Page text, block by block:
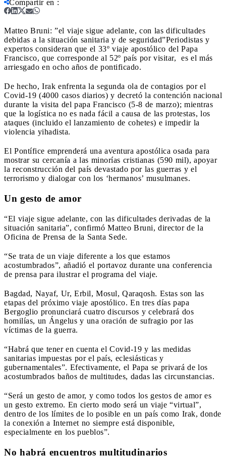
Compartir en :
Matteo Bruni: ”el viaje sigue adelante, con las dificultades
debidas a la situación sanitaria y de seguridad”Periodistas y
expertos consideran que el 33º viaje apostólico del Papa
Francisco, que corresponde al 52º país por visitar, es el más
arriesgado en ocho años de pontificado.
De hecho, Irak enfrenta la segunda ola de contagios por el
Covid-19 (4000 casos diarios) y decretó la contención nacional
durante la visita del papa Francisco (5-8 de marzo); mientras
que la logística no es nada fácil a causa de las protestas, los
ataques (incluido el lanzamiento de cohetes) e impedir la
violencia yihadista.
El Pontífice emprenderá una aventura apostólica osada para
mostrar su cercanía a las minorías cristianas (590 mil), apoyar
la reconstrucción del país devastado por las guerras y el
terrorismo y dialogar con los ‘hermanos’ musulmanes.
Un gesto de amor
“El viaje sigue adelante, con las dificultades derivadas de la
situación sanitaria”, confirmó Matteo Bruni, director de la
Oficina de Prensa de la Santa Sede.
“Se trata de un viaje diferente a los que estamos
acostumbrados”, añadió el portavoz durante una conferencia
de prensa para ilustrar el programa del viaje.
Bagdad, Nayaf, Ur, Erbil, Mosul, Qaraqosh. Estas son las
etapas del próximo viaje apostólico. En tres días papa
Bergoglio pronunciará cuatro discursos y celebrará dos
homilías, un Ángelus y una oración de sufragio por las
víctimas de la guerra.
“Habrá que tener en cuenta el Covid-19 y las medidas
sanitarias impuestas por el país, eclesiásticas y
gubernamentales”. Efectivamente, el Papa se privará de los
acostumbrados baños de multitudes, dadas las circunstancias.
“Será un gesto de amor, y como todos los gestos de amor es
un gesto extremo. En cierto modo será un viaje “virtual”,
dentro de los límites de lo posible en un país como Irak, donde
la conexión a Internet no siempre está disponible,
especialmente en los pueblos”.
No habrá encuentros multitudinarios